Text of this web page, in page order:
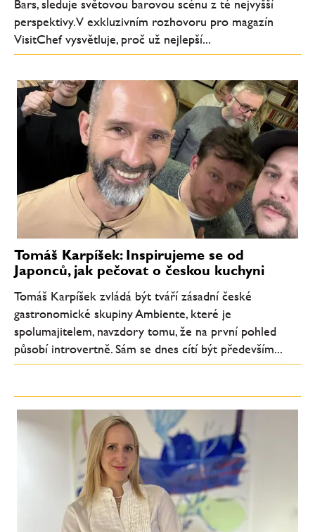
Bars, sleduje světovou barovou scénu z té nejvyšší
perspektivy. V exkluzivním rozhovoru pro magazín
VisitChef vysvětluje, proč už nejlepší...
Tomáš Karpíšek: Inspirujeme se od
Japonců, jak pečovat o českou kuchyni
Tomáš Karpíšek zvládá být tváří zásadní české
gastronomické skupiny Ambiente, které je
spolumajitelem, navzdory tomu, že na první pohled
působí introvertně. Sám se dnes cítí být především...